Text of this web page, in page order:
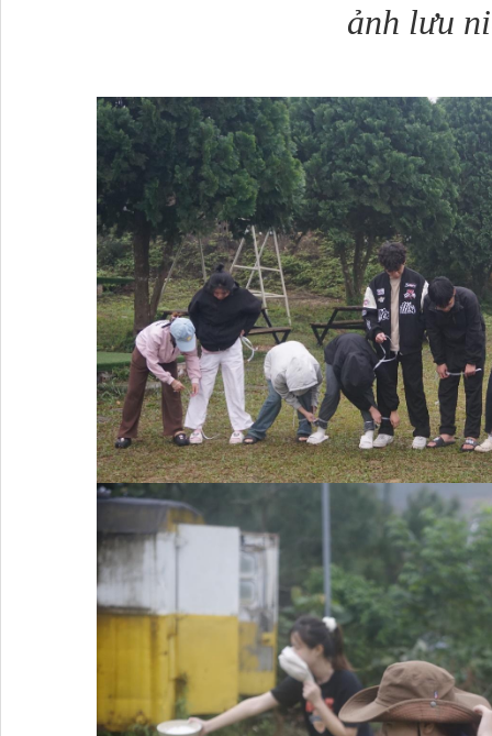
ảnh lưu